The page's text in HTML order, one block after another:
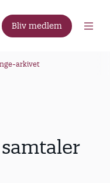
Bliv medlem
arkivet